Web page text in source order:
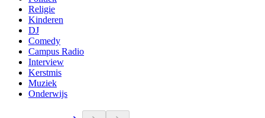
Religie
Kinderen
DJ
Comedy
Campus Radio
Interview
Kerstmis
Muziek
Onderwijs